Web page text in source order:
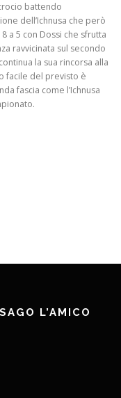
battendo
dell’Ichnusa che però
a 5 con Dossi che sfrutta
ravvicinata sul secondo
la sua rincorsa alla
facile del previsto è
fascia come l’Ichnusa
L’AMICO